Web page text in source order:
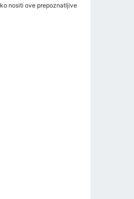
nositi ove prepoznatljive